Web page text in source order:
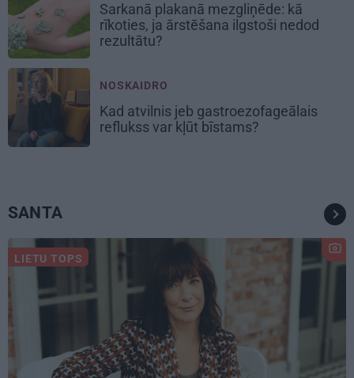
Sarkanā plakanā mezgliņēde: kā
rīkoties, ja ārstēšana ilgstoši nedod
rezultātu?
NOSKAIDRO
Kad atvilnis jeb gastroezofageālais
reflukss var kļūt bīstams?
SANTA
LIETU TOPS